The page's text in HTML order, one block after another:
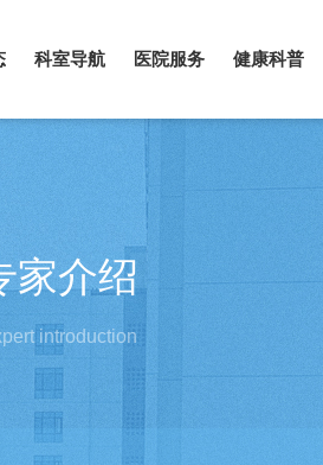
科室导航 医院服务 健康科普
家介绍
introduction